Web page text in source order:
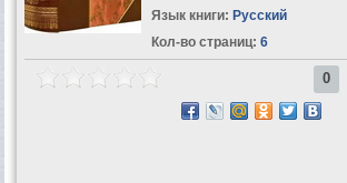
Язык книги: Русский
Кол-во страниц: 6
0